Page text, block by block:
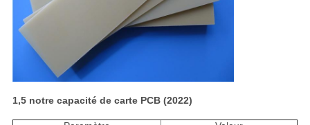
1,5 notre capacité de carte PCB (2022)